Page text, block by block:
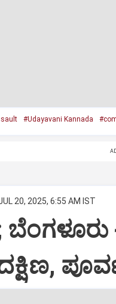
#Udayavani Kannada
20, 2025, 6:55 AM IST